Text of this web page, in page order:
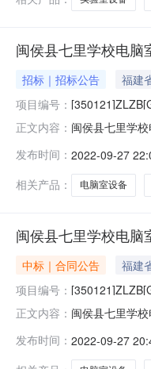
闽侯县七里学校电脑
招标｜招标公告
福建
项目编号：
正文内容： 闽侯县七里学
电脑室设备采
发布时间： 2022-09-27
相关产品：
电脑室设备
闽侯县七里学校电脑
中标｜合同公告 福建
项目编号：
正文内容： 闽侯县七里学
发布时间： 2022-09-27